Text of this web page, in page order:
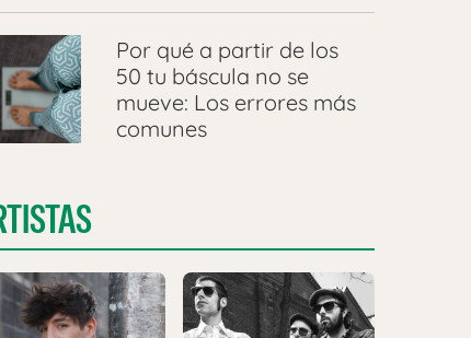
Por qué a partir de los
50 tu báscula no se
mueve: Los errores más
comunes